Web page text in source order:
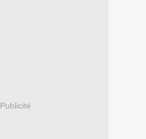
Publicité